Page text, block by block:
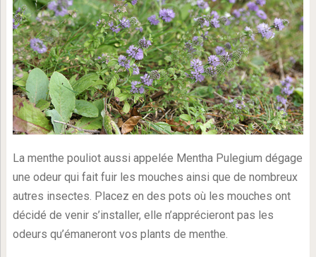
La menthe pouliot aussi appelée Mentha Pulegium dégage
une odeur qui fait fuir les mouches ainsi que de nombreux
autres insectes. Placez en des pots où les mouches ont
décidé de venir s’installer, elle n’apprécieront pas les
odeurs qu’émaneront vos plants de menthe.